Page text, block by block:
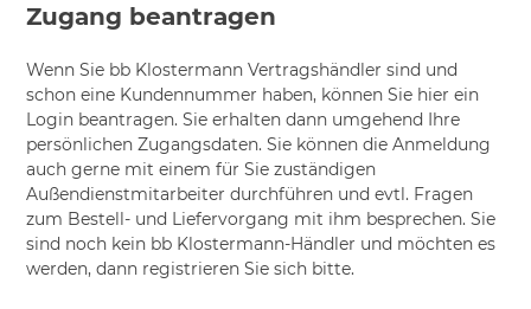
Zugang beantragen
Wenn Sie bb Klostermann Vertragshändler sind und
schon eine Kundennummer haben, können Sie hier ein
Login beantragen. Sie erhalten dann umgehend Ihre
persönlichen Zugangsdaten. Sie können die Anmeldung
auch gerne mit einem für Sie zuständigen
Außendienstmitarbeiter durchführen und evtl. Fragen
zum Bestell- und Liefervorgang mit ihm besprechen. Sie
sind noch kein bb Klostermann-Händler und möchten es
werden, dann registrieren Sie sich bitte.